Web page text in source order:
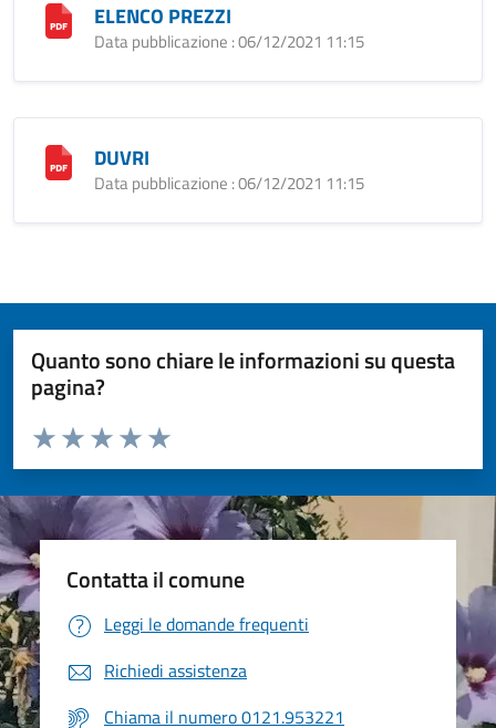
ELENCO PREZZI
Data pubblicazione : 06/12/2021 11:15
DUVRI
Data pubblicazione : 06/12/2021 11:15
Quanto sono chiare le informazioni su questa
pagina?
Valuta da 1 a 5 stelle la pagina
Valuta 5 stelle su 5
Valuta 4 stelle su 5
Valuta 3 stelle su 5
Valuta 2 stelle su 5
Valuta 1 stelle su 5
Contatta il comune
Leggi le domande frequenti
Richiedi assistenza
Chiama il numero 0121.953221